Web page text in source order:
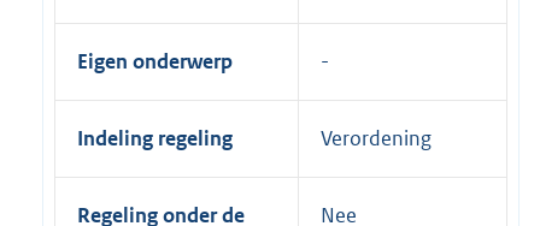
Eigen onderwerp
Indeling regeling Verordening
Regeling onder de
Nee